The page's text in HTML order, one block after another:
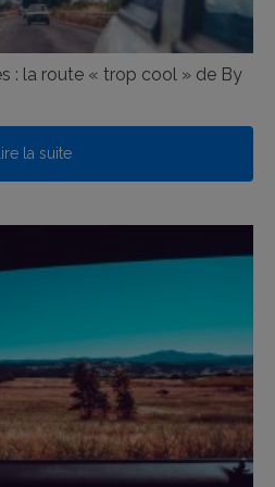
: la route « trop cool » de By
Lire la suite